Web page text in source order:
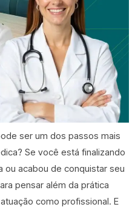
ser um dos passos mais
Se você está finalizando
ou acabou de conquistar seu
pensar além da prática
como profissional. E